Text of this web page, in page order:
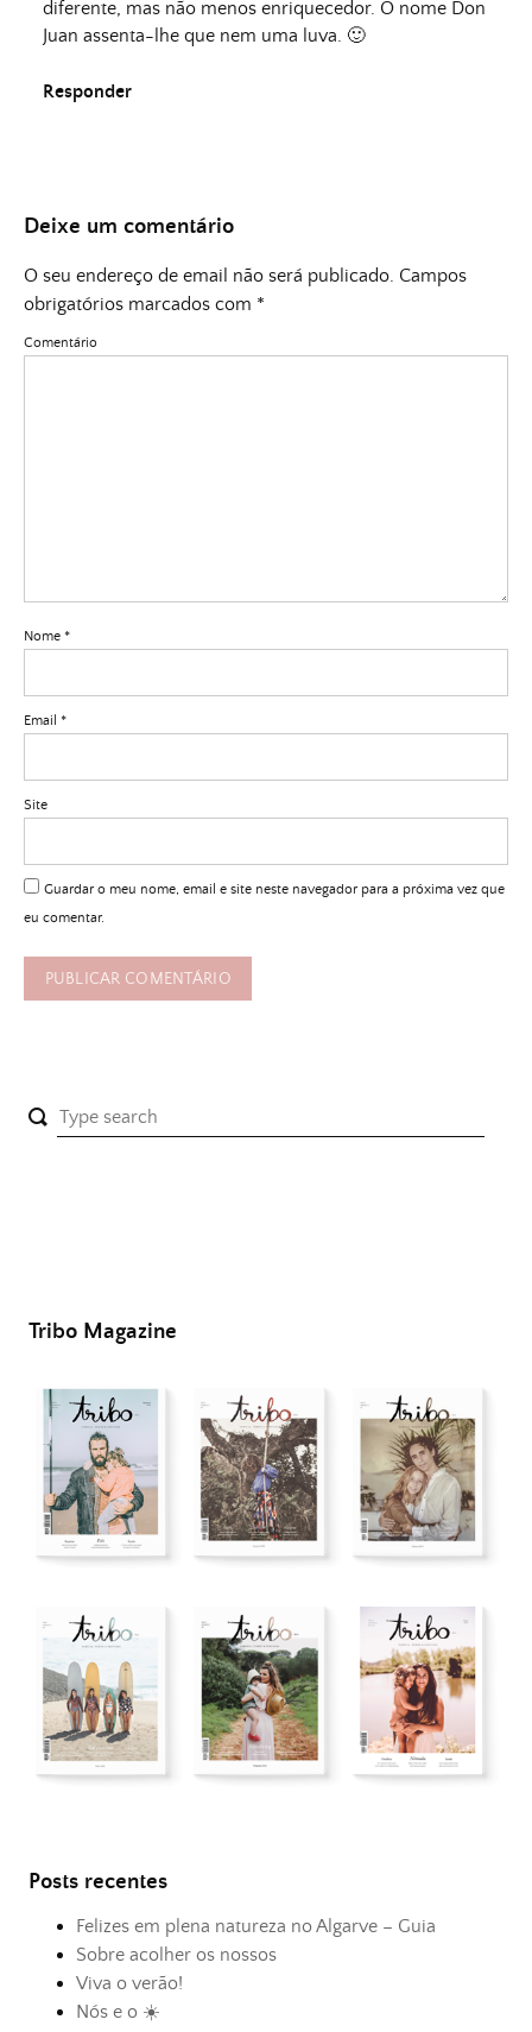
diferente, mas não menos enriquecedor. O nome Don
Juan assenta-lhe que nem uma luva. 🙂
Responder
Deixe um comentário
O seu endereço de email não será publicado. Campos
obrigatórios marcados com *
Comentário
Nome *
Email *
Site
Guardar o meu nome, email e site neste navegador para a próxima vez que
eu comentar.
Tribo Magazine
Posts recentes
Felizes em plena natureza no Algarve – Guia
Sobre acolher os nossos
Viva o verão!
Nós e o ☀️